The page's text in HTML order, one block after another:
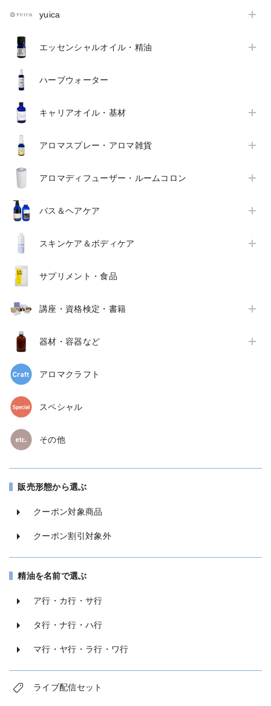
yuica
エッセンシャルオイル・精油
ハーブウォーター
キャリアオイル・基材
アロマスプレー・アロマ雑貨
アロマディフューザー・ルームコロン
バス＆ヘアケア
スキンケア＆ボディケア
サプリメント・食品
講座・資格検定・書籍
器材・容器など
アロマクラフト
スペシャル
その他
販売形態から選ぶ
クーポン対象商品
クーポン割引対象外
精油を名前で選ぶ
ア行・カ行・サ行
タ行・ナ行・ハ行
マ行・ヤ行・ラ行・ワ行
ライブ配信セット